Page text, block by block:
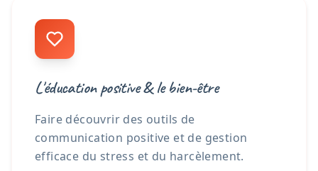
L'éducation positive & le bien-être
Faire découvrir des outils de
communication positive et de gestion
efficace du stress et du harcèlement.